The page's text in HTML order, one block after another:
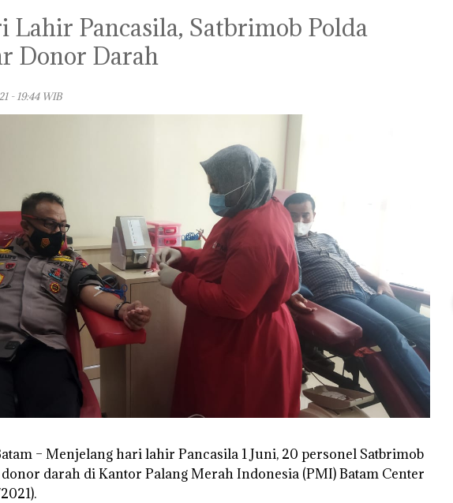
Lahir Pancasila, Satbrimob Polda
Donor Darah
- 19:44 WIB
– Menjelang hari lahir Pancasila 1 Juni, 20 personel Satbrimob
darah di Kantor Palang Merah Indonesia (PMI) Batam Center
Dekan FIKP UMRAH:
Pengelolaan
Sedimentasi Laut di
Kepri Harus
Dibuktikan Secara
Ilmiah, Jangan Sampai
Bertentangan dengan
Konservasi
Pertamina Patra Niaga
Gerak Cepat,
Salurkan Bantuan
Masyarakat
Terdampak Bencana
Banjir di Sumatera
Barat
Babak Baru Kasus
Playgroup Djuwita:
Polda Kepri Naikkan
Status ke Tahap
Penyidikan!